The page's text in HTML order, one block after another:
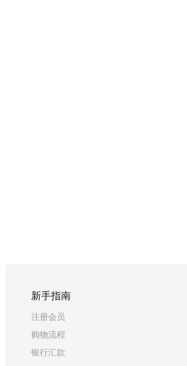
新手指南
注册会员
购物流程
银行汇款